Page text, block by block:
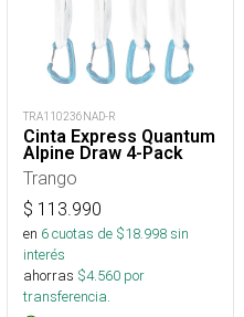
TRA110236NAD-R
Cinta Express Quantum
Alpine Draw 4-Pack
Trango
$ 113.990
en 6cuotas de $18.998sin
interés
ahorras $4.560 por
transferencia.